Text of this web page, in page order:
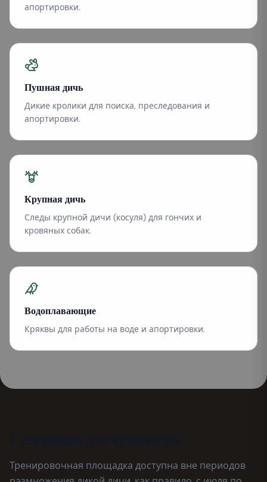
апортировки.
Пушная дичь
Дикие кролики для поиска, преследования и
апортировки.
Крупная дичь
Следы крупной дичи (косуля) для гончих и
кровяных собак.
Водоплавающие
Кряквы для работы на воде и апортировки.
Тренировочная площадка доступна вне периодов